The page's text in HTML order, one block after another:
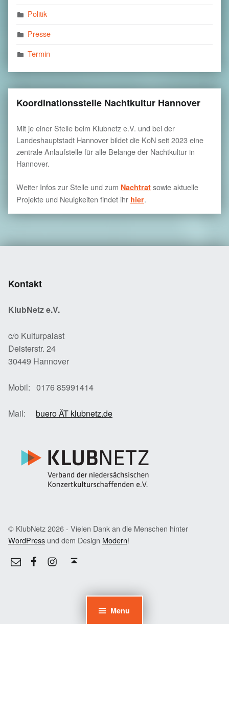
Menu
Politik
Presse
Termin
Koordinationsstelle Nachtkultur Hannover
Mit je einer Stelle beim Klubnetz e.V. und bei der
Landeshauptstadt Hannover bildet die KoN seit 2023 eine
zentrale Anlaufstelle für alle Belange der Nachtkultur in
Hannover.
Weiter Infos zur Stelle und zum Nachtrat sowie aktuelle
Projekte und Neuigkeiten findet ihr hier.
Kontakt
KlubNetz e.V.
c/o Kulturpalast
Deisterstr. 24
30449 Hannover
Mobil: 0176 85991414
Mail: buero ÄT klubnetz.de
© KlubNetz 2026 - Vielen Dank an die Menschen hinter
WordPress und dem Design Modern!